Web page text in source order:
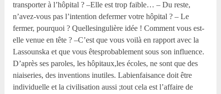
transporter à l’hôpital ? –Elle est trop faible… – Du reste,
n’avez-vous pas l’intention defermer votre hôpital ? – Le
fermer, pourquoi ? Quellesingulière idée ! Comment vous est-
elle venue en tête ? –C’est que vous voilà en rapport avec la
Lassounska et que vous êtesprobablement sous son influence.
D’après ses paroles, les hôpitaux,les écoles, ne sont que des
niaiseries, des inventions inutiles. Labienfaisance doit être
individuelle et la civilisation aussi ;tout cela est l’affaire de